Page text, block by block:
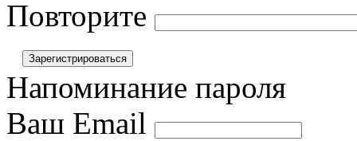
Повторите
Напоминание пароля
Ваш Email